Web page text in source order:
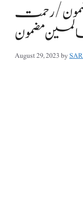
/رحمت
مضمون
August 29, 2023by